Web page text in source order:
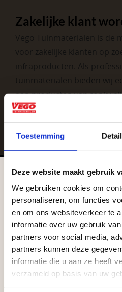
Toestemming
Deze website maakt gebruik
We gebruiken cookies om
personaliseren, om functies
en om ons websiteverkeer te
informatie over uw gebruik
partners voor social media,
partners kunnen deze
informatie die u aan ze heeft
verzameld op basis van uw
Zakelijke klant
Vego Tuinmaterialen is de
voor zakelijke klanten op
infraproducten. Als
tuinmaterialen bieden wij
aan producten van
zakelijke mogelijkheden
Vrijblijvend
Geen probleem, wij
tuin en onze
graag!
Aangepaste
vakantieperiode
Waardenburg en Vego
de vakantieperiode
zaterdag. Bekijk de
actuele openingstijden.